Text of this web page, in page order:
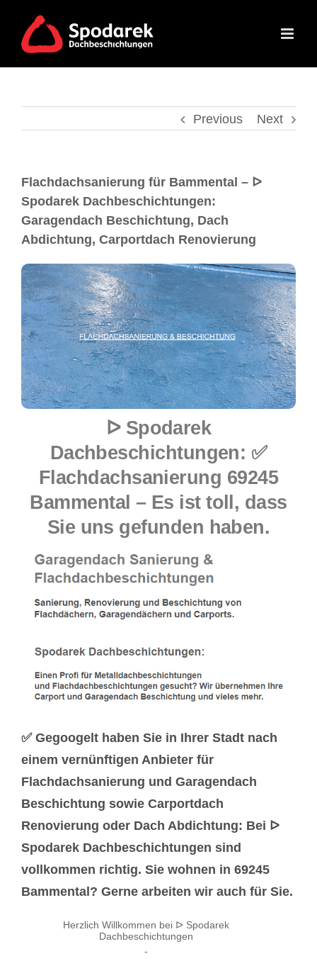
Previous Next
Flachdachsanierung für Bammental – ᐅ
Spodarek Dachbeschichtungen:
Garagendach Beschichtung, Dach
Abdichtung, Carportdach Renovierung
ᐅ Spodarek
Dachbeschichtungen: ✅
Flachdachsanierung 69245
Bammental – Es ist toll, dass
Sie uns gefunden haben.
✅ Gegoogelt haben Sie in Ihrer Stadt nach
einem vernünftigen Anbieter für
Flachdachsanierung und Garagendach
Beschichtung sowie Carportdach
Renovierung oder Dach Abdichtung: Bei ᐅ
Spodarek Dachbeschichtungen sind
vollkommen richtig. Sie wohnen in 69245
Bammental? Gerne arbeiten wir auch für Sie.
Herzlich Willkommen bei ᐅ Spodarek
Dachbeschichtungen
-